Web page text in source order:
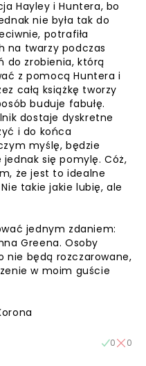
Hayley i Huntera, bo
nie była tak do
potrafiła
na twarzy podczas
do zrobienia, którą
z pomocą Huntera i
całą książkę tworzy
buduje fabułę.
dostaje dyskretne
i do końca
myślę, będzie
się pomylę. Cóż,
że jest to idealne
takie jakie lubię, ale
jednym zdaniem:
Greena. Osoby
nie będą rozczarowane,
w moim guście
0 0